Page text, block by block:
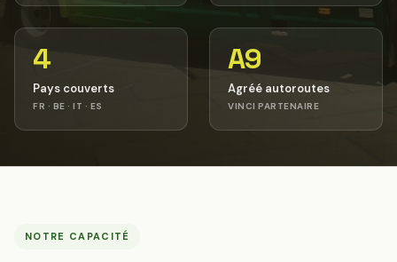
4
Pays couverts
FR · BE · IT · ES
A9
Agréé autoroutes
VINCI PARTENAIRE
NOTRE CAPACITÉ